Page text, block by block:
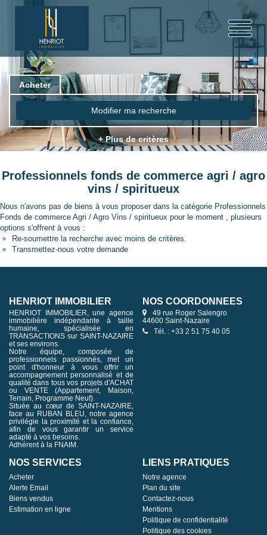
Acheter
Modifier ma recherche
+ Plus de critères
Professionnels fonds de commerce agri / agro
vins / spiritueux
Nous n'avons pas de biens à vous proposer dans la catégorie Professionnels
Fonds de commerce Agri / Agro Vins / spiritueux pour le moment , plusieurs
options s'offrent à vous :
Re-soumettre la recherche avec moins de critères.
Transmettez-nous votre demande
HENRIOT IMMOBILIER
HENRIOT IMMOBILIER, une agence
immobilière indépendante à taille
humaine, spécialisée en
TRANSACTIONS sur SAINT-NAZAIRE
et ses environs.
Notre équipe, composée de
professionnels passionnés, met un
point d'honneur à vous offrir un
accompagnement personnalisé et de
qualité dans tous vos projets d'ACHAT
ou VENTE (Appartement, Maison,
Terrain, Programme Neuf).
Située au cœur de SAINT-NAZAIRE,
face au RUBAN BLEU, notre agence
privilégie la proximité et la confiance,
afin de vous garantir un service
adapté à vos besoins.
Adhérent à la FNAIM.
NOS COORDONNÉES
49 rue Roger Salengro
44600 Saint-Nazaire
Tél. : +33 2 51 75 40 05
NOS SERVICES
Acheter
Alerte Email
Biens vendus
Estimation en ligne
LIENS PRATIQUES
Notre agence
Plan du site
Contactez-nous
Mentions
Politique de confidentialité
Politique des cookies